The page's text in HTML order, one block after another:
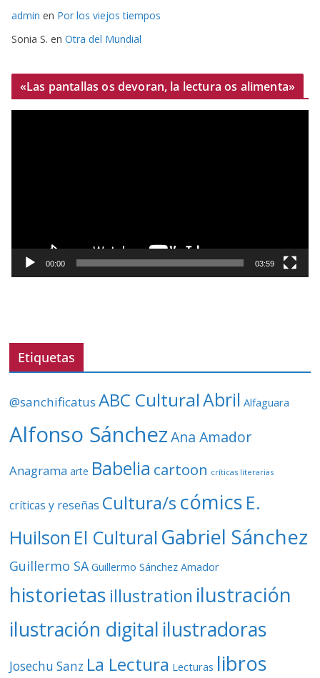
admin en Por los viejos tiempos
Sonia S. en Otra del Mundial
«Las pantallas os devoran, la lectura os alimenta»
o
í
e
00:00 03:59
Etiquetas
@sanchificatus ABC CulturalAbril Alfaguara
Alfonso Sánchez Ana Amador
Anagrama arte Babelia cartoon críticas literarias
críticas y reseñas Cultura/s cómics E.
Huilson El Cultural Gabriel Sánchez
Guillermo SA Guillermo Sánchez Amador
historietas illustration ilustración
ilustración digital ilustradoras
Josechu Sanz La Lectura Lecturas libros